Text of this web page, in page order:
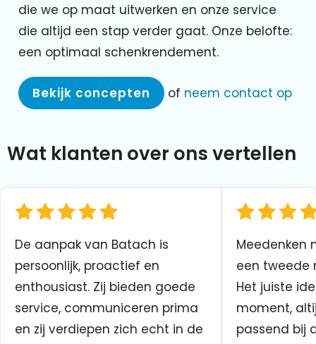
die we op maat uitwerken en onze service
die altijd een stap verder gaat. Onze belofte:
een optimaal schenkrendement.
Bekijk concepten of neem contact op
Wat klanten over ons vertellen
De aanpak van Batach is
persoonlijk, proactief en
enthousiast. Zij bieden goede
service, communiceren prima
en zij verdiepen zich echt in de
Meedenken
een tweede
Het juiste
moment,
passend bij